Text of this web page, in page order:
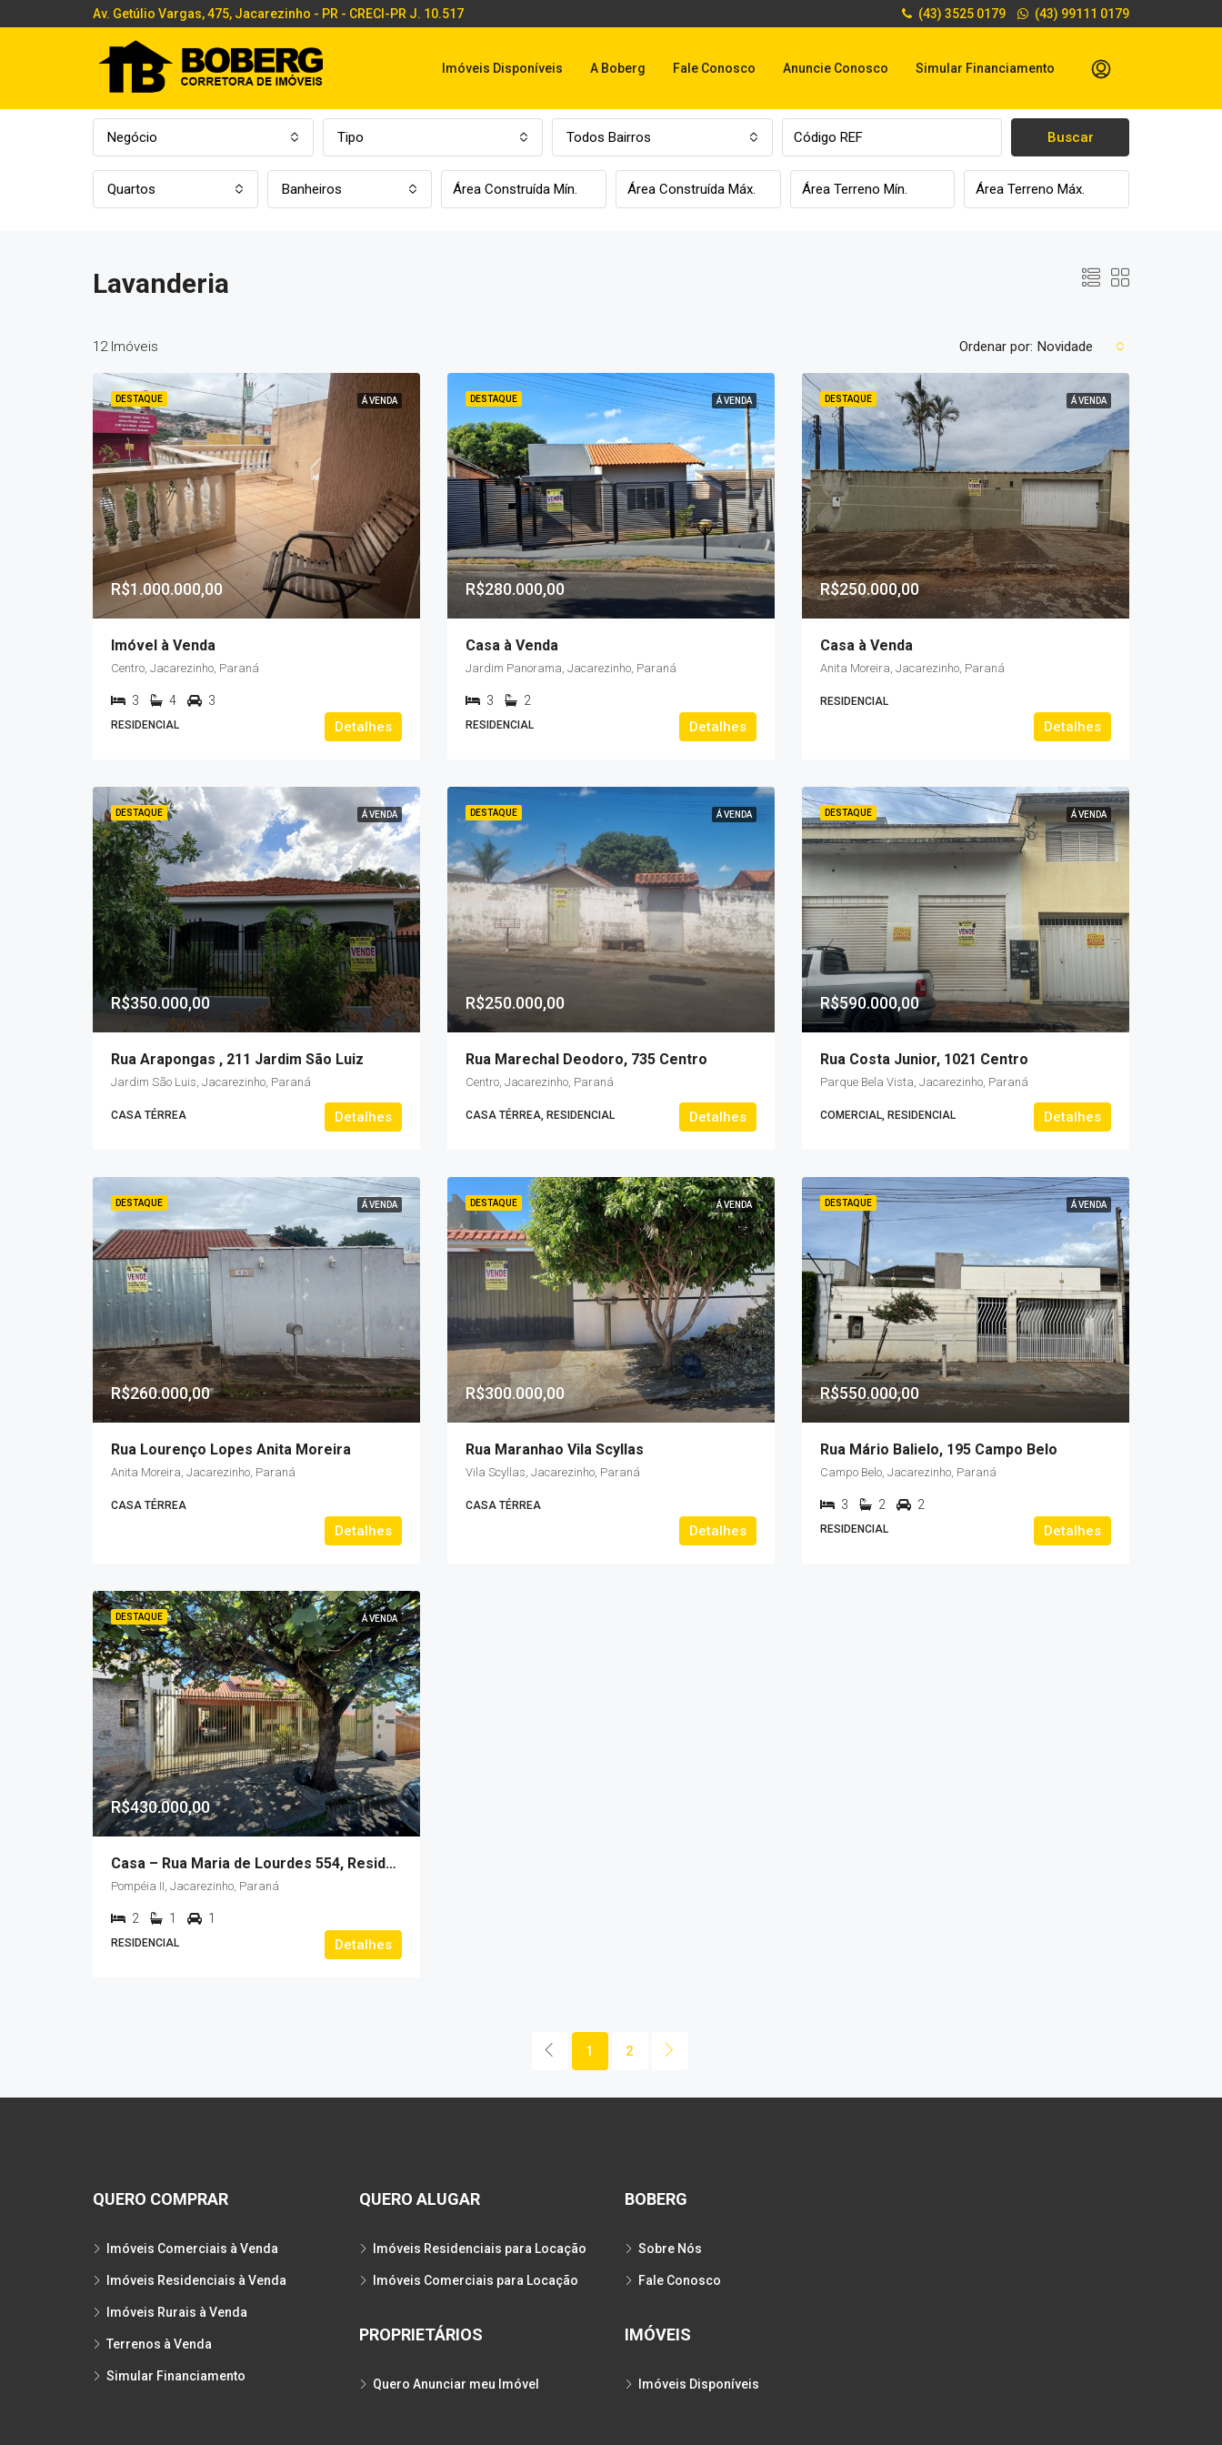
Av. Getúlio Vargas, 475, Jacarezinho - PR - CRECI-PR J. 10.517 (43) 3525 0179 (43) 99111 0179
Imóveis Disponíveis A Boberg Fale Conosco Anuncie Conosco Simular Financiamento
Negócio Tipo Todos Bairros Buscar
Quartos Banheiros
Lavanderia
12 Imóveis Ordenar por: Novidade
DESTAQUE Á VENDA
R$1.000.000,00
Imóvel à Venda
Centro, Jacarezinho, Paraná
3 4 3
RESIDENCIAL Detalhes
DESTAQUE Á VENDA
R$280.000,00
Casa à Venda
Jardim Panorama, Jacarezinho, Paraná
3 2
RESIDENCIAL Detalhes
DESTAQUE Á VENDA
R$250.000,00
Casa à Venda
Anita Moreira, Jacarezinho, Paraná
RESIDENCIAL
Detalhes
DESTAQUE Á VENDA
R$350.000,00
Rua Arapongas , 211 Jardim São Luiz
Jardim São Luis, Jacarezinho, Paraná
CASA TÉRREA Detalhes
DESTAQUE Á VENDA
R$250.000,00
Rua Marechal Deodoro, 735 Centro
Centro, Jacarezinho, Paraná
CASA TÉRREA, RESIDENCIAL Detalhes
DESTAQUE Á VENDA
R$590.000,00
Rua Costa Junior, 1021 Centro
Parque Bela Vista, Jacarezinho, Paraná
COMERCIAL, RESIDENCIAL Detalhes
DESTAQUE Á VENDA
R$260.000,00
Rua Lourenço Lopes Anita Moreira
Anita Moreira, Jacarezinho, Paraná
CASA TÉRREA
Detalhes
DESTAQUE Á VENDA
R$300.000,00
Rua Maranhao Vila Scyllas
Vila Scyllas, Jacarezinho, Paraná
CASA TÉRREA
Detalhes
DESTAQUE Á VENDA
R$550.000,00
Rua Mário Balielo, 195 Campo Belo
Campo Belo, Jacarezinho, Paraná
3 2 2
RESIDENCIAL Detalhes
DESTAQUE Á VENDA
R$430.000,00
Casa – Rua Maria de Lourdes 554, Residencial Pompeia II
Pompéia II, Jacarezinho, Paraná
2 1 1
RESIDENCIAL Detalhes
1 2
QUERO COMPRAR
Imóveis Comerciais à Venda
Imóveis Residenciais à Venda
Imóveis Rurais à Venda
Terrenos à Venda
Simular Financiamento
QUERO ALUGAR
Imóveis Residenciais para Locação
Imóveis Comerciais para Locação
PROPRIETÁRIOS
Quero Anunciar meu Imóvel
BOBERG
Sobre Nós
Fale Conosco
IMÓVEIS
Imóveis Disponíveis